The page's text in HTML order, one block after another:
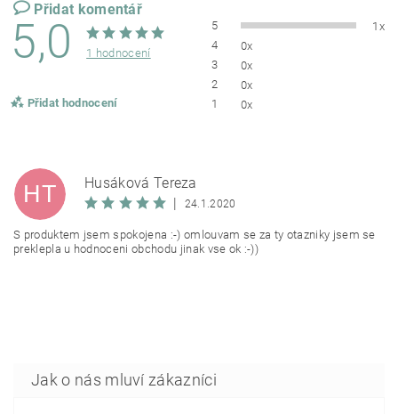
Přidat komentář
5,0 1 hodnocení
Přidat hodnocení
5
1x
4
0x
3
0x
2
0x
1
0x
HT
Husáková Tereza
|
24.1.2020
S produktem jsem spokojena :-) omlouvam se za ty otazniky jsem se
preklepla u hodnoceni obchodu jinak vse ok :-))